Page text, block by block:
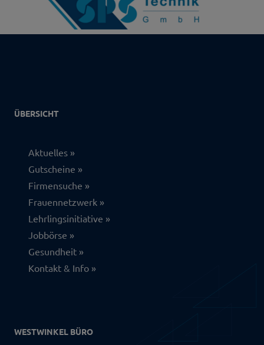
ÜBERSICHT
Aktuelles
Gutscheine
Firmensuche
Frauennetzwerk
Lehrlingsinitiative
Jobbörse
Gesundheit
Kontakt & Info
WESTWINKEL BÜRO